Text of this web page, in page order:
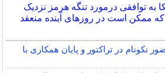
به توافقی درمورد تنگه هرمز نزدیک
ممکن است در روزهای آینده منعقد
در تراکتور و پایان همکاری با